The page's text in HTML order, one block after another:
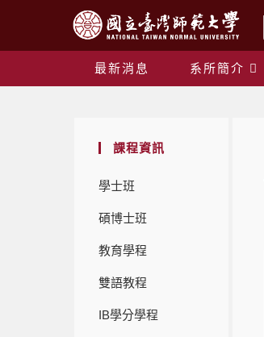
最新消息 系所簡介
課程資訊
學士班
碩博士班
教育學程
雙語教程
IB學分學程